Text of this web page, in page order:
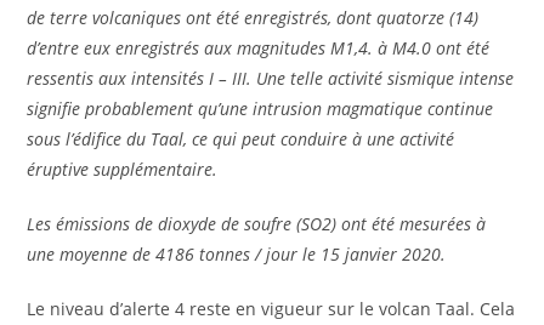
de terre volcaniques ont été enregistrés, dont quatorze (14)
d’entre eux enregistrés aux magnitudes M1,4. à M4.0 ont été
ressentis aux intensités I – III. Une telle activité sismique intense
signifie probablement qu’une intrusion magmatique continue
sous l’édifice du Taal, ce qui peut conduire à une activité
éruptive supplémentaire.
Les émissions de dioxyde de soufre (SO2) ont été mesurées à
une moyenne de 4186 tonnes / jour le 15 janvier 2020.
Le niveau d’alerte 4 reste en vigueur sur le volcan Taal. Cela